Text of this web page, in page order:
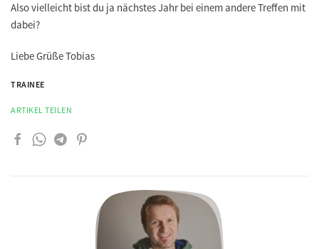
Also vielleicht bist du ja nächstes Jahr bei einem andere Treffen mit
dabei?
Liebe Grüße Tobias
TRAINEE
ARTIKEL TEILEN